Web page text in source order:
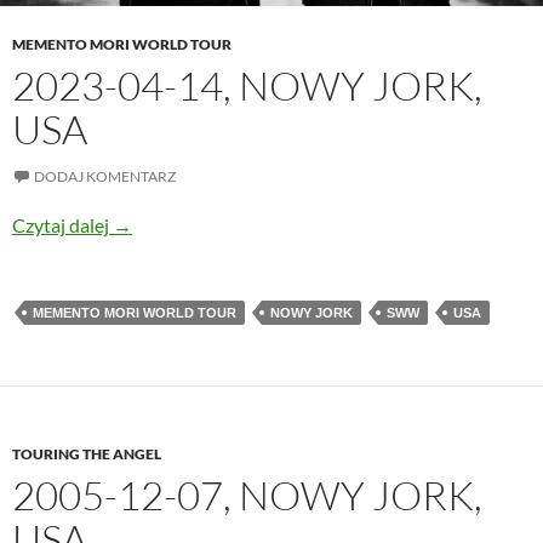
MEMENTO MORI WORLD TOUR
2023-04-14, NOWY JORK,
USA
DODAJ KOMENTARZ
Czytaj dalej 2023-04-14, Nowy Jork, USA
→
MEMENTO MORI WORLD TOUR NOWY JORK SWW USA
TOURING THE ANGEL
2005-12-07, NOWY JORK,